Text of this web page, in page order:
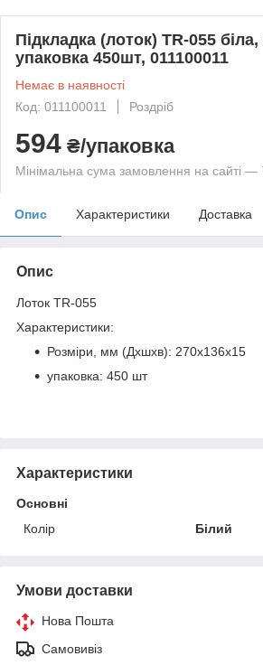
Підкладка (лоток) TR-055
упаковка 450шт, 011100011
Немає в наявності
Код: 011100011
Роздріб
594 ₴/упаковка
Мінімальна сума замовлення на сайті —
Опис Характеристики Доставка
Опис
Лоток TR-055
Характеристики:
Розміри, мм (Дхшхв): 270х136х15
упаковка: 450 шт
Характеристики
Основні
Колір
Білий
Умови доставки
Нова Пошта
Самовивіз